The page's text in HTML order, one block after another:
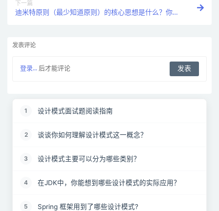
下一篇
迪米特原则（最少知道原则）的核心思想是什么？你如
发表评论
登录... 后才能评论
1 设计模式面试题阅读指南
2 谈谈你如何理解设计模式这一概念？
3 设计模式主要可以分为哪些类别？
4 在JDK中，你能想到哪些设计模式的实际应用？
5 Spring 框架用到了哪些设计模式?